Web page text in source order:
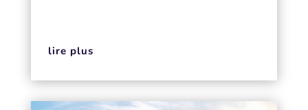
lire plus